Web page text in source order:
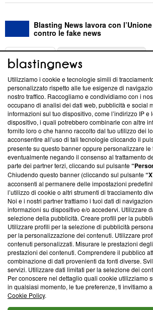
Blasting News lavora con
contro le fake news
ABOUT
Questa sezione offre informazioni
News, sui nostri processi editoriali e su
creare news di qualità. Inoltre, afferma la
‘Trust Project - News with Integrity’Blasting
ancora membro del programma, ma ha
parte; Trust Project non ha ancora
conformità agli standard.
Su di noi
Team editoriale
Corporate
Redazione
Informativa Privacy
Cookie Policy
Blasting SA, IDI CHE-247.845.224, Via
Lugano (Svizzera) Tel:+39 0690258937
© 2026 Blasting News
Utilizziamo i cookie e tecnologie simili di
personalizzato rispetto alle tue esigenze di
nostro traffico. Raccogliamo e condividiamo con i
occupano di analisi dei dati web, pubblicità e social
informazioni sul tuo dispositivo, come l’indirizzo IP e
dispositivo, i quali potrebbero combinarle con altre
fornito loro o che hanno raccolto dal tuo utilizzo dei
acconsentire all’uso di tali tecnologie cliccando il
presente su questo banner oppure personalizzare le
eventualmente negando il consenso al trattamento
parte dei partner terzi, cliccando sul pulsante
Chiudendo questo banner (cliccando sul pulsante
acconsenti al permanere delle impostazioni
l’utilizzo di cookie o altri strumenti di tracciamento
Noi e i nostri partner trattiamo i tuoi dati di
informazioni su dispositivo e/o accedervi. Utilizzare
selezione della pubblicità. Creare profili per la
Utilizzare profili per la selezione di pubblicità
per la personalizzazione dei contenuti. Utilizzare
contenuti personalizzati. Misurare le prestazioni
prestazioni dei contenuti. Comprendere il pubblico
combinazione di dati provenienti da fonti diverse.
servizi. Utilizzare dati limitati per la selezione dei
Per conoscere nel dettaglio quali cookie utilizziamo
in qualsiasi momento, le tue preferenze, ti invitiamo
Cookie Policy.